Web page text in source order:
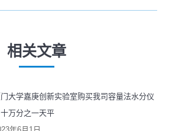
文
来
文
章：
相关文章
大学嘉庚创新实验室购买我司容量法水分仪
万分之一天平